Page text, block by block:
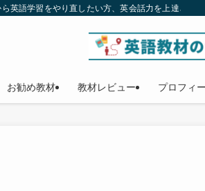
英語学習をやり直したい方、英会話力を上達さ
お勧め教材 教材レビュー プロフィ